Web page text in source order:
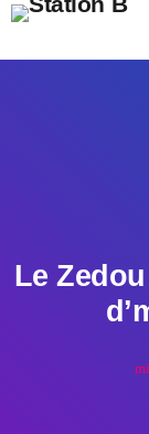
Le